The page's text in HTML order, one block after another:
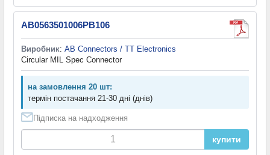
AB0563501006PB106
Виробник: AB Connectors / TT Electronics
Circular MIL Spec Connector
на замовлення 20 шт:
термін постачання 21-30 дні (днів)
Підписка на надходження
купити